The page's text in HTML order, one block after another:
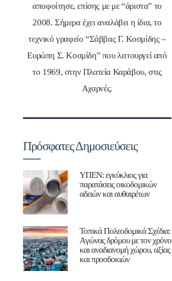
αποφοίτησε, επίσης με με “άριστα” το
2008. Σήμερα έχει αναλάβει η ίδια, το
τεχνικό γραφείο “Σάββας Γ. Κοσμίδης –
Ευρώπη Σ. Κοσμίδη” που λειτουργεί από
το 1969, στην Πλατεία Καράβου, στις
Αχαρνές.
Πρόσφατες Δημοσιεύσεις
ΥΠΕΝ: εγκύκλιος για
παρατάσεις οικοδομικών
αδειών και αυθαιρέτων
Τοπικά Πολεοδομικά Σχέδια:
Aγώνας δρόμου με τον χρόνο
και αναδιανομή χώρου, αξίας
και προσδοκιών